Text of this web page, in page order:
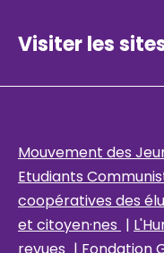
Visiter les
Mouvement des
Etudiants
coopératives des élu
et citoyen·nes |